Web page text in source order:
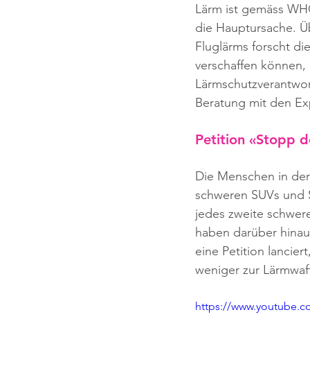
Lärm ist gemäss
die Hauptursache.
Fluglärms forscht
verschaffen
Beratung mit den
Petition «Stopp
Die Menschen in
schweren SUVs
jedes zweite
haben darüber
eine Petition
weniger zur
https://